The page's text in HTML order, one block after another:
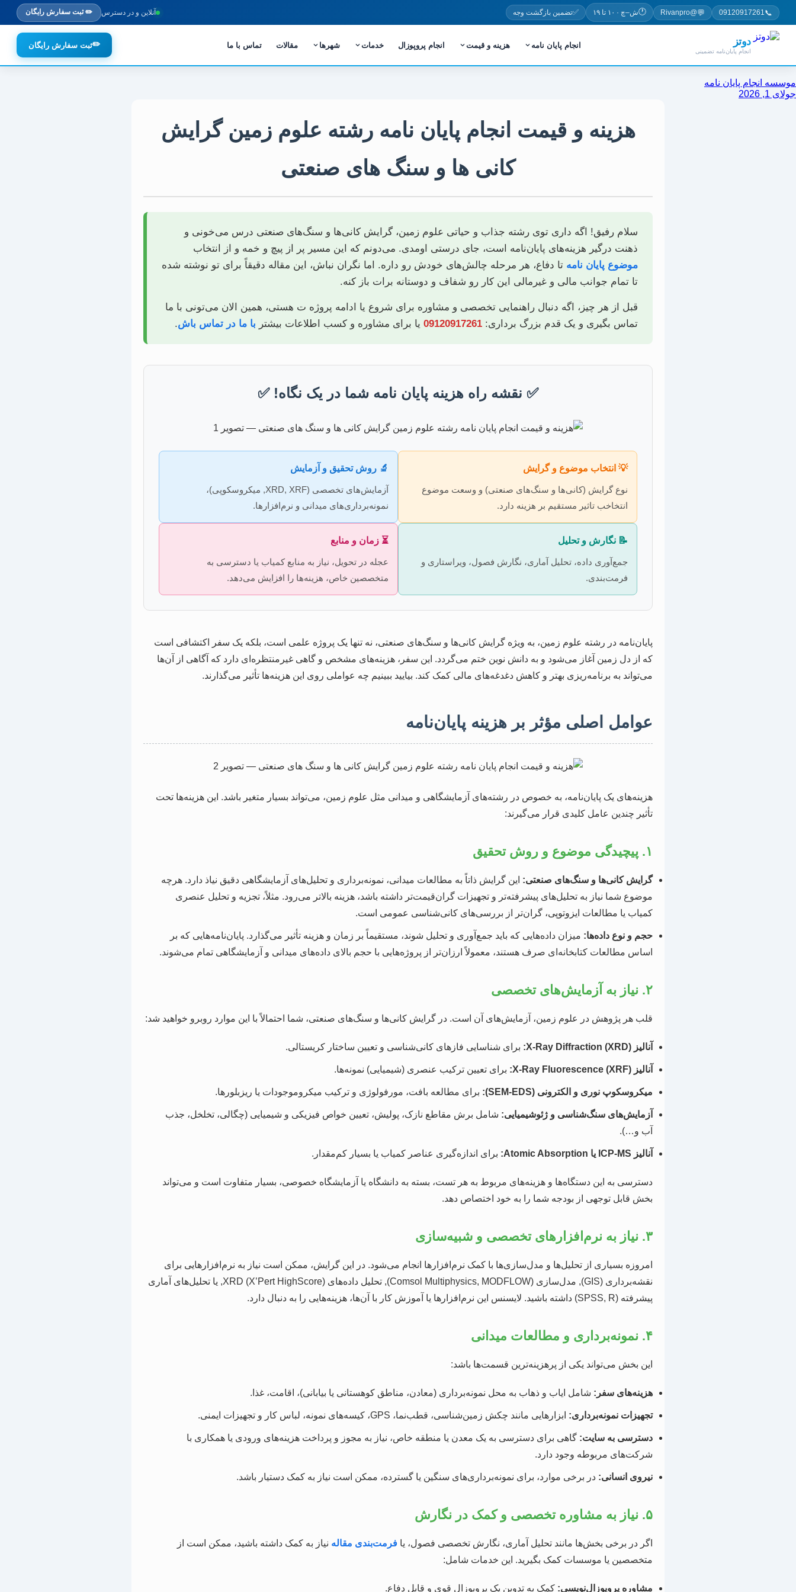
پرش
محتوا
📞
09120917261
💬
@Rivanpro
🕐ش–چ · ۱۰ تا ۱۹ ✅تضمین بازگشت وجه آنلاین و در دسترس ✏️ ثبت سفارش رایگان
دوتز
انجام پایان‌نامه تضمینی
انجام پایان نامه هزینه و قیمت انجام پروپوزال خدمات شهرها مقالات تماس با ما ✏️ثبت سفارش رایگان
موسسه انجام پایان نامه
جولای 1, 2026
هزینه و قیمت انجام پایان نامه رشته علوم زمین گرایش
کانی ها و سنگ های صنعتی
سلام رفیق! اگه داری توی رشته جذاب و حیاتی علوم زمین، گرایش کانی‌ها و سنگ‌های صنعتی درس می‌خونی و
ذهنت درگیر هزینه‌های پایان‌نامه است، جای درستی اومدی. می‌دونم که این مسیر پر از پیچ و خمه و از انتخاب
موضوع پایان نامه تا دفاع، هر مرحله چالش‌های خودش رو داره. اما نگران نباش، این مقاله دقیقاً برای تو نوشته شده
تا تمام جوانب مالی و غیرمالی این کار رو شفاف و دوستانه برات باز کنه.
قبل از هر چیز، اگه دنبال راهنمایی تخصصی و مشاوره برای شروع یا ادامه پروژه ت هستی، همین الان می‌تونی با ما
تماس بگیری و یک قدم بزرگ برداری: 09120917261 یا برای مشاوره و کسب اطلاعات بیشتر با ما در تماس باش.
✅ نقشه راه هزینه پایان نامه شما در یک نگاه! ✅
💡 انتخاب موضوع و گرایش
نوع گرایش (کانی‌ها و سنگ‌های صنعتی) و وسعت موضوع
انتخاخب تاثیر مستقیم بر هزینه دارد.
🔬 روش تحقیق و آزمایش
آزمایش‌های تخصصی (XRD, XRF, میکروسکوپی)،
نمونه‌برداری‌های میدانی و نرم‌افزارها.
📝 نگارش و تحلیل
جمع‌آوری داده، تحلیل آماری، نگارش فصول، ویراستاری و
فرمت‌بندی.
⏳ زمان و منابع
عجله در تحویل، نیاز به منابع کمیاب یا دسترسی به
متخصصین خاص، هزینه‌ها را افزایش می‌دهد.
پایان‌نامه در رشته علوم زمین، به ویژه گرایش کانی‌ها و سنگ‌های صنعتی، نه تنها یک پروژه علمی است، بلکه یک سفر اکتشافی است
که از دل زمین آغاز می‌شود و به دانش نوین ختم می‌گردد. این سفر، هزینه‌های مشخص و گاهی غیرمنتظره‌ای دارد که آگاهی از آن‌ها
می‌تواند به برنامه‌ریزی بهتر و کاهش دغدغه‌های مالی کمک کند. بیایید ببینیم چه عواملی روی این هزینه‌ها تأثیر می‌گذارند.
عوامل اصلی مؤثر بر هزینه‌ پایان‌نامه
هزینه‌های یک پایان‌نامه، به خصوص در رشته‌های آزمایشگاهی و میدانی مثل علوم زمین، می‌تواند بسیار متغیر باشد. این هزینه‌ها تحت
تأثیر چندین عامل کلیدی قرار می‌گیرند:
۱. پیچیدگی موضوع و روش تحقیق
گرایش کانی‌ها و سنگ‌های صنعتی: این گرایش ذاتاً به مطالعات میدانی، نمونه‌برداری و تحلیل‌های آزمایشگاهی دقیق نیاذ دارد. هرچه
موضوع شما نیاز به تحلیل‌های پیشرفته‌تر و تجهیزات گران‌قیمت‌تر داشته باشد، هزینه بالاتر می‌رود. مثلاً، تجزیه و تحلیل عنصری
کمیاب یا مطالعات ایزوتوپی، گران‌تر از بررسی‌های کانی‌شناسی عمومی است.
حجم و نوع داده‌ها: میزان داده‌هایی که باید جمع‌آوری و تحلیل شوند، مستقیماً بر زمان و هزینه تأثیر می‌گذارد. پایان‌نامه‌هایی که بر
اساس مطالعات کتابخانه‌ای صرف هستند، معمولاً ارزان‌تر از پروژه‌هایی با حجم بالای داده‌های میدانی و آزمایشگاهی تمام می‌شوند.
۲. نیاز به آزمایش‌های تخصصی
قلب هر پژوهش در علوم زمین، آزمایش‌های آن است. در گرایش کانی‌ها و سنگ‌های صنعتی، شما احتمالاً با این موارد روبرو خواهید شد:
آنالیز X-Ray Diffraction (XRD): برای شناسایی فازهای کانی‌شناسی و تعیین ساختار کریستالی.
آنالیز X-Ray Fluorescence (XRF): برای تعیین ترکیب عنصری (شیمیایی) نمونه‌ها.
میکروسکوپ نوری و الکترونی (SEM-EDS): برای مطالعه بافت، مورفولوژی و ترکیب میکرو‌موجودات یا ریزبلورها.
آزمایش‌های سنگ‌شناسی و ژئوشیمیایی: شامل برش مقاطع نازک، پولیش، تعیین خواص فیزیکی و شیمیایی (چگالی، تخلخل، جذب
آب و…).
آنالیز ICP-MS یا Atomic Absorption: برای اندازه‌گیری عناصر کمیاب یا بسیار کم‌مقدار.
دسترسی به این دستگاه‌ها و هزینه‌های مربوط به هر تست، بسته به دانشگاه یا آزمایشگاه خصوصی، بسیار متفاوت است و می‌تواند
بخش قابل توجهی از بودجه شما را به خود اختصاص دهد.
۳. نیاز به نرم‌افزارهای تخصصی و شبیه‌سازی
امروزه بسیاری از تحلیل‌ها و مدل‌سازی‌ها با کمک نرم‌افزارها انجام می‌شود. در این گرایش، ممکن است نیاز به نرم‌افزارهایی برای
نقشه‌برداری (GIS), مدل‌سازی (Comsol Multiphysics, MODFLOW), تحلیل داده‌های XRD (X’Pert HighScore), یا تحلیل‌های آماری
پیشرفته (SPSS, R) داشته باشید. لایسنس این نرم‌افزارها یا آموزش کار با آن‌ها، هزینه‌هایی را به دنبال دارد.
۴. نمونه‌برداری و مطالعات میدانی
این بخش می‌تواند یکی از پرهزینه‌ترین قسمت‌ها باشد:
هزینه‌های سفر: شامل ایاب و ذهاب به محل نمونه‌برداری (معادن، مناطق کوهستانی یا بیابانی)، اقامت، غذا.
تجهیزات نمونه‌برداری: ابزارهایی مانند چکش زمین‌شناسی، قطب‌نما، GPS، کیسه‌های نمونه، لباس کار و تجهیزات ایمنی.
دسترسی به سایت: گاهی برای دسترسی به یک معدن یا منطقه خاص، نیاز به مجوز و پرداخت هزینه‌های ورودی یا همکاری با
شرکت‌های مربوطه وجود دارد.
نیروی انسانی: در برخی موارد، برای نمونه‌برداری‌های سنگین یا گسترده، ممکن است نیاز به کمک دستیار باشد.
۵. نیاز به مشاوره تخصصی و کمک در نگارش
اگر در برخی بخش‌ها مانند تحلیل آماری، نگارش تخصصی فصول، یا فرمت‌بندی مقاله نیاز به کمک داشته باشید، ممکن است از
متخصصین یا موسسات کمک بگیرید. این خدمات شامل:
مشاوره پروپوزال‌نویسی: کمک به تدوین یک پروپوزال قوی و قابل دفاع.